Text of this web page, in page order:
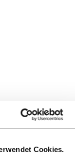
Cookies.